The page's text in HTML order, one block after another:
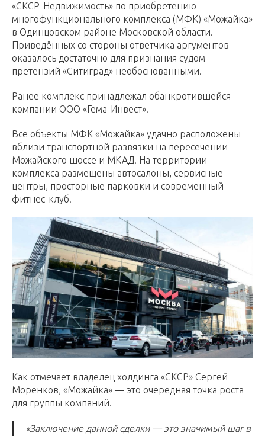
«СКСР-Недвижимость» по приобретению
многофункционального комплекса (МФК) «Можайка»
в Одинцовском районе Московской области.
Приведённых со стороны ответчика аргументов
оказалось достаточно для признания судом
претензий «Ситиград» необоснованными.
Ранее комплекс принадлежал обанкротившейся
компании ООО «Гема-Инвест».
Все объекты МФК «Можайка» удачно расположены
вблизи транспортной развязки на пересечении
Можайского шоссе и МКАД. На территории
комплекса размещены автосалоны, сервисные
центры, просторные парковки и современный
фитнес-клуб.
Как отмечает владелец холдинга «СКСР» Сергей
Моренков, «Можайка» — это очередная точка роста
для группы компаний.
«Заключение данной сделки — это значимый шаг в